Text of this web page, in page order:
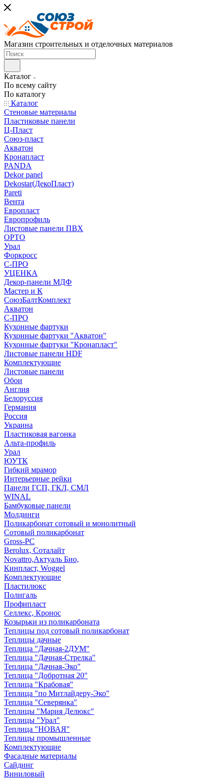
Магазин строительных и отделочных материалов
Каталог
По всему сайту
По каталогу
Каталог
Стеновые материалы
Пластиковые панели
Ц-Пласт
Союз-пласт
Акватон
Кронапласт
PANDA
Dekor panel
Dekostar(ДекоПласт)
Pareti
Вента
Европласт
Европрофиль
Листовые панели ПВХ
ОРТО
Урал
Форкросс
С-ПРО
УЦЕНКА
Декор-панели МДФ
Мастер и К
СоюзБалтКомплект
Акватон
С-ПРО
Кухонные фартуки
Кухонные фартуки "Акватон"
Кухонные фартуки "Кронапласт"
Листовые панели HDF
Комплектующие
Листовые панели
Обои
Англия
Белоруссия
Германия
Россия
Украина
Пластиковая вагонка
Альта-профиль
Урал
ЮУТК
Гибкий мрамор
Интерьерные рейки
Панели ГСП, ГКЛ, СМЛ
WINAL
Бамбуковые панели
Молдинги
Поликарбонат сотовый и монолитный
Сотовый поликарбонат
Gross-PC
Berolux, Соталайт
Novattro,Актуаль Био,
Кинпласт, Woggel
Комплектующие
Пластилюкс
Полигаль
Профипласт
Селлекс, Кронос
Козырьки из поликарбоната
Теплицы под сотовый поликарбонат
Теплицы дачные
Теплица "Дачная-2ДУМ"
Теплица "Дачная-Стрелка"
Теплица "Дачная-Эко"
Теплица "Добротная 20"
Теплица "Крабовая"
Теплица "по Митлайдеру-Эко"
Теплица "Северянка"
Теплицы "Мария Делюкс"
Теплицы "Урал"
Теплица "НОВАЯ"
Теплицы промышленные
Комплектующие
Фасадные материалы
Сайдинг
Виниловый